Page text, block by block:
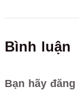
Bình luận
Bạn hãy